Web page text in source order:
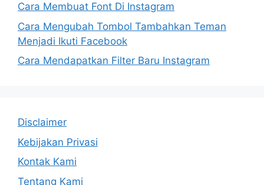
Cara Membuat Font Di Instagram
Cara Mengubah Tombol Tambahkan Teman
Menjadi Ikuti Facebook
Cara Mendapatkan Filter Baru Instagram
Disclaimer
Kebijakan Privasi
Kontak Kami
Tentang Kami